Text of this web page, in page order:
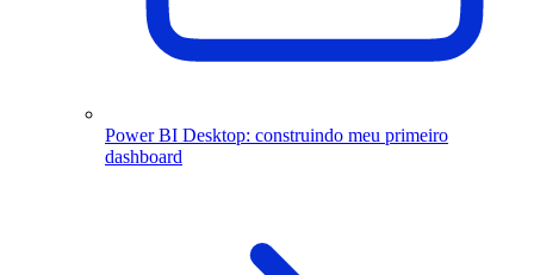
Power BI Desktop: construindo meu primeiro
dashboard